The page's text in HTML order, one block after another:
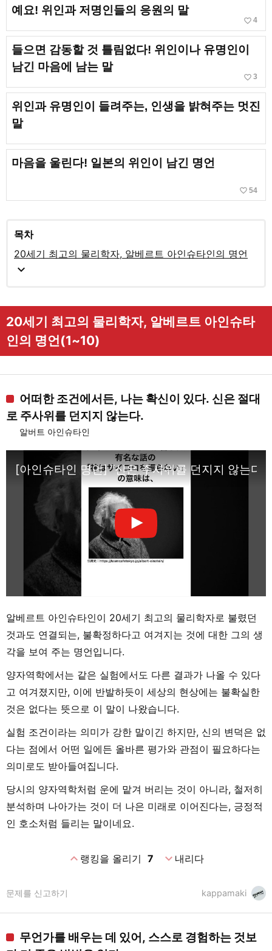
예요! 위인과 저명인들의 응원의 말
favorite_border 4
들으면 감동할 것 틀림없다! 위인이나 유명인이
남긴 마음에 남는 말
favorite_border 3
위인과 유명인이 들려주는, 인생을 밝혀주는 멋진
말
마음을 울린다! 일본의 위인이 남긴 명언
favorite_border 54
목차
20세기 최고의 물리학자, 알베르트 아인슈타인의 명언
expand_more
20세기 최고의 물리학자, 알베르트 아인슈타
인의 명언(1~10)
어떠한 조건에서든, 나는 확신이 있다. 신은 절대
로 주사위를 던지지 않는다.
알버트 아인슈타인
[아인슈타인 명언] “신은 주사위를 던지지 않는
알베르트 아인슈타인이 20세기 최고의 물리학자로 불렸던
것과도 연결되는, 불확정하다고 여겨지는 것에 대한 그의 생
각을 보여 주는 명언입니다.
양자역학에서는 같은 실험에서도 다른 결과가 나올 수 있다
고 여겨졌지만, 이에 반발하듯이 세상의 현상에는 불확실한
것은 없다는 뜻으로 이 말이 나왔습니다.
실험 조건이라는 의미가 강한 말이긴 하지만, 신의 변덕은 없
다는 점에서 어떤 일에든 올바른 평가와 관점이 필요하다는
의미로도 받아들여집니다.
당시의 양자역학처럼 운에 맡겨 버리는 것이 아니라, 철저히
분석하며 나아가는 것이 더 나은 미래로 이어진다는, 긍정적
인 호소처럼 들리는 말이네요.
expand_less랭킹을 올리기 7 expand_more내리다
kappamaki
문제를 신고하기
무언가를 배우는 데 있어, 스스로 경험하는 것보